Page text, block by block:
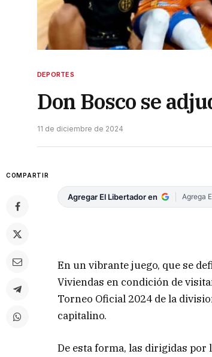
DEPORTES
Don Bosco se
11 de diciembre de 2024
COMPARTIR
Agregar El Libertador en Agrega
En un vibrante juego, que se
Viviendas en condición de
Torneo Oficial 2024 de la
capitalino.
De esta forma, las dirigidas